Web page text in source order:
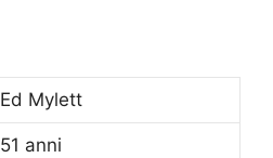
Ed Mylett
51 anni